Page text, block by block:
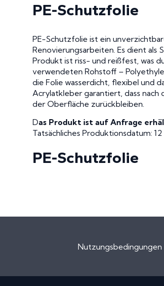
PE-Schutzfolie
PE-Schutzfolie ist ein
Renovierungsarbeiten. Es dient als
Produkt ist riss- und reißfest, was
verwendeten Rohstoff –
die Folie wasserdicht, flexibel und
Acrylatkleber garantiert, dass
der Oberfläche zurückbleiben.
Das Produkt ist auf Anfrage
Tatsächliches Produktionsdatum:
PE-Schutzfolie
Nutzungsbedingungen